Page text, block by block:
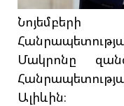
Մակրոնը
Ալիևին։